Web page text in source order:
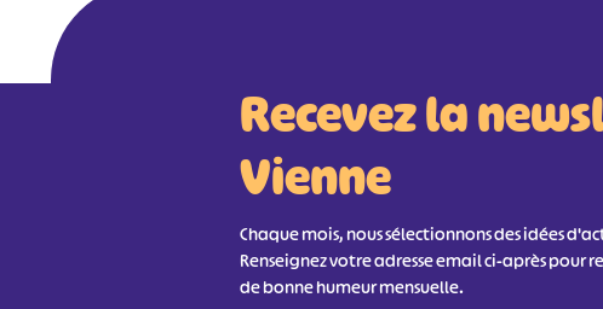
Recevez la
Vienne
Chaque mois, nous sélectionnons des idées
Renseignez votre adresse email ci-après
de bonne humeur mensuelle.